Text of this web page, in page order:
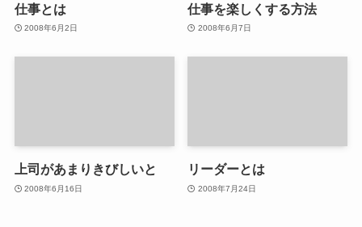
仕事とは
2008年6月2日
仕事を楽しくする方法
2008年6月7日
上司があまりきびしいと
2008年6月16日
リーダーとは
2008年7月24日